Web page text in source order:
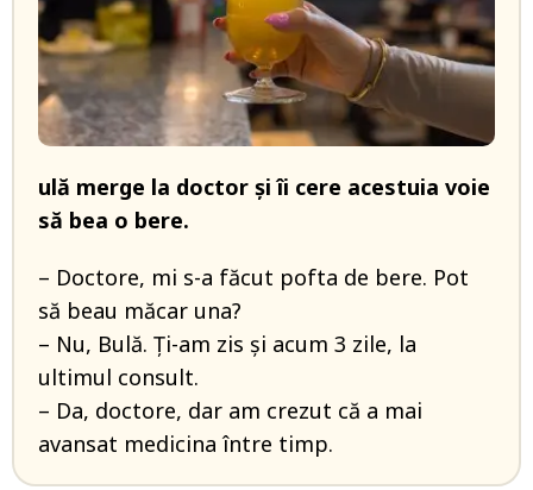
ulă merge la doctor și îi cere acestuia voie
să bea o bere.
– Doctore, mi s-a făcut pofta de bere. Pot
să beau măcar una?
– Nu, Bulă. Ți-am zis și acum 3 zile, la
ultimul consult.
– Da, doctore, dar am crezut că a mai
avansat medicina între timp.